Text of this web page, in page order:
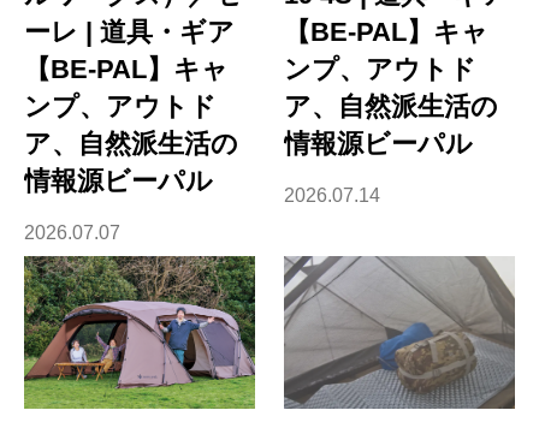
ーレ | 道具・ギア
【BE-PAL】キャ
ンプ、アウトド
ア、自然派生活の
情報源ビーパル
2026.07.07
【BE-PAL】キャ
ンプ、アウトド
ア、自然派生活の
情報源ビーパル
2026.07.14